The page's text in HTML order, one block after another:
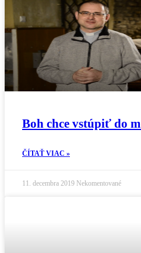
Boh chce vstúpiť do
ČÍTAŤ VIAC »
11. decembra 2019 Nekomentované